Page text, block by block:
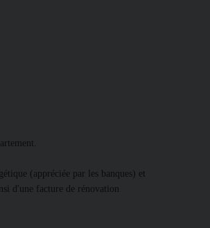
(appréciée par les banques) et
d'une facture de rénovation